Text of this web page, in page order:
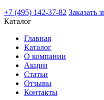
+7 (495) 142-37-82 Заказать
Каталог
Главная
Каталог
О компании
Акции
Статьи
Отзывы
Контакты